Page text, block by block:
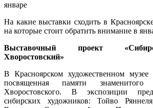
На какие выставки сходить в
на которые стоит обратить внимание в
Выставочный проект
Хворостовский»
В Красноярском художественном музее
посвященная памяти
Хворостовского. В экспозиции
сибирских художников: Тойво